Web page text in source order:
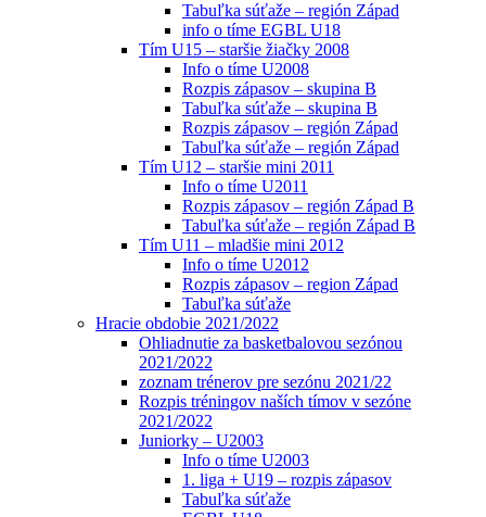
Tabuľka súťaže – región Západ
info o tíme EGBL U18
Tím U15 – staršie žiačky 2008
Info o tíme U2008
Rozpis zápasov – skupina B
Tabuľka súťaže – skupina B
Rozpis zápasov – región Západ
Tabuľka súťaže – región Západ
Tím U12 – staršie mini 2011
Info o tíme U2011
Rozpis zápasov – región Západ B
Tabuľka súťaže – región Západ B
Tím U11 – mladšie mini 2012
Info o tíme U2012
Rozpis zápasov – region Západ
Tabuľka súťaže
Hracie obdobie 2021/2022
Ohliadnutie za basketbalovou sezónou
2021/2022
zoznam trénerov pre sezónu 2021/22
Rozpis tréningov naších tímov v sezóne
2021/2022
Juniorky – U2003
Info o tíme U2003
1. liga + U19 – rozpis zápasov
Tabuľka súťaže